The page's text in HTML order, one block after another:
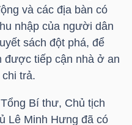
và các địa bàn có
nhập của người dân
sách đột phá, để
được tiếp cận nhà ở an
trả.
Bí thư, Chủ tịch
Lê Minh Hưng đã có